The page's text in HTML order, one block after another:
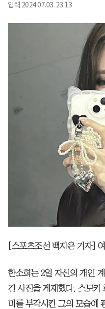
입력 2024.07.03. 23:13
[스포츠조선 백지은 기자]
한소희는 2일 자신의 개인
긴 사진을 게재했다. 스모키
미를 부각시킨 그의 모습에